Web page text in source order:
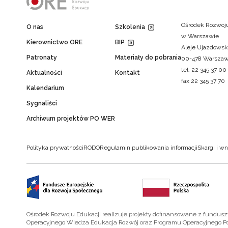
O nas
Kierownictwo ORE
Patronaty
Aktualności
Kalendarium
Sygnaliści
Archiwum projektów PO WER
Szkolenia
BIP
Materiały do pobrania
Kontakt
Ośrodek
w Warszawie
Aleje
00-478
tel. 22 345 37 00
fax 22 345 37 70
Polityka prywatnościRODORegulamin publikowania informacjiSkargi i
Ośrodek Rozwoju Edukacji realizuje projekty dofinansowane z
Operacyjnego Wiedza Edukacja Rozwój oraz Programu Operacyjnego